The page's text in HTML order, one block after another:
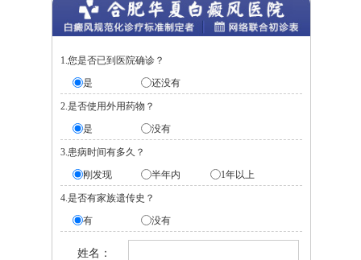
1.您是否已到医院确诊？
是
还没有
2.是否使用外用药物？
是
没有
3.患病时间有多久？
刚发现
半年内 1年以上
4.是否有家族遗传史？
有
没有
姓名：